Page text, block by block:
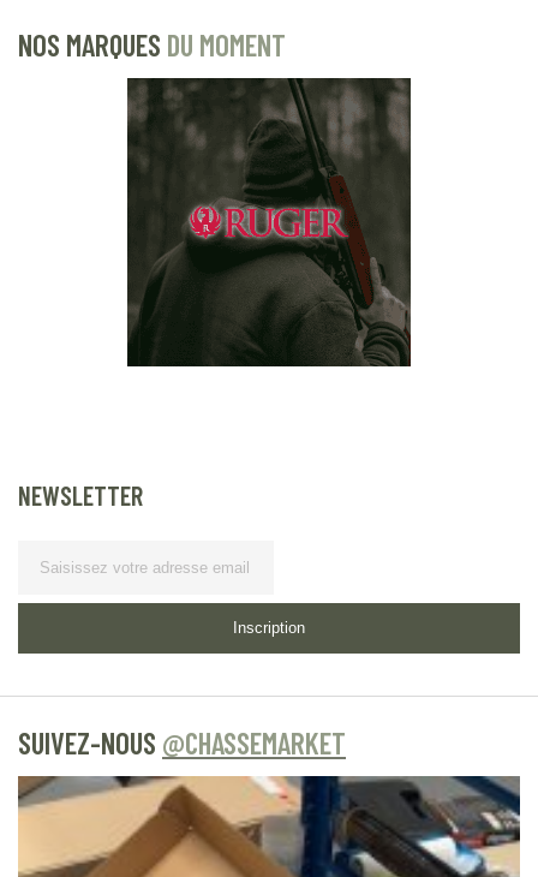
NOS MARQUES DU MOMENT
NEWSLETTER
Inscription
SUIVEZ-NOUS @CHASSEMARKET